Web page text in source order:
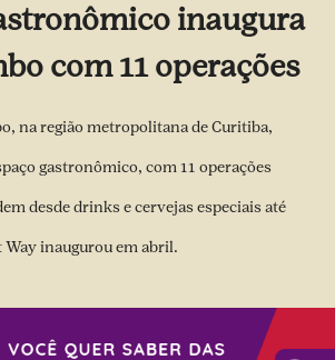
inaugura
com 11 operações
na região metropolitana de Curitiba,
gastronômico, com 11 operações
desde drinks e cervejas especiais até
inaugurou em abril.